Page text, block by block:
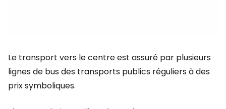
Le transport vers le centre est assuré par plusieurs
lignes de bus des transports publics réguliers à des
prix symboliques.